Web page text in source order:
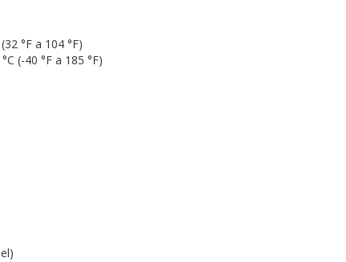
°F a 104 °F)
(-40 °F a 185 °F)